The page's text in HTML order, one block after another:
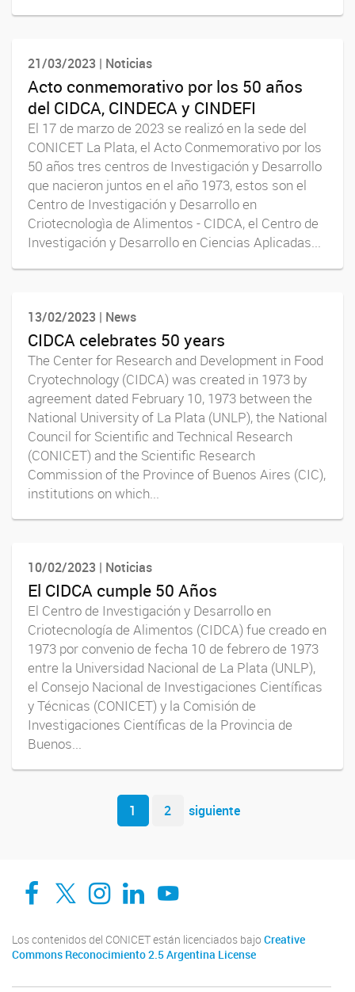
21/03/2023 | Noticias
Acto conmemorativo por los 50 años
del CIDCA, CINDECA y CINDEFI
El 17 de marzo de 2023 se realizó en la sede del
CONICET La Plata, el Acto Conmemorativo por los
50 años tres centros de Investigación y Desarrollo
que nacieron juntos en el año 1973, estos son el
Centro de Investigación y Desarrollo en
Criotecnologìa de Alimentos - CIDCA, el Centro de
Investigación y Desarrollo en Ciencias Aplicadas...
13/02/2023 | News
CIDCA celebrates 50 years
The Center for Research and Development in Food
Cryotechnology (CIDCA) was created in 1973 by
agreement dated February 10, 1973 between the
National University of La Plata (UNLP), the National
Council for Scientific and Technical Research
(CONICET) and the Scientific Research
Commission of the Province of Buenos Aires (CIC),
institutions on which...
10/02/2023 | Noticias
El CIDCA cumple 50 Años
El Centro de Investigación y Desarrollo en
Criotecnología de Alimentos (CIDCA) fue creado en
1973 por convenio de fecha 10 de febrero de 1973
entre la Universidad Nacional de La Plata (UNLP),
el Consejo Nacional de Investigaciones Científicas
y Técnicas (CONICET) y la Comisión de
Investigaciones Científicas de la Provincia de
Buenos...
Navegador de artículos
1 2 siguiente
Facebook
Twitter
Instagram
Linkedin
YouTube
Los contenidos del CONICET están licenciados bajo Creative
Commons Reconocimiento 2.5 Argentina License